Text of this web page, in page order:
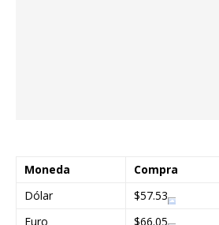
Moneda Compra
Dólar
$57.53
Euro
$66.05